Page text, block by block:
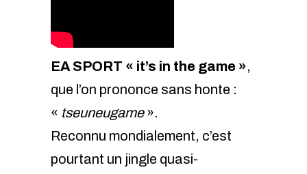
EA SPORT « it’s in the game »,
que l’on prononce sans honte :
« tseuneugame».
Reconnu mondialement, c’est
pourtant un jingle quasi-